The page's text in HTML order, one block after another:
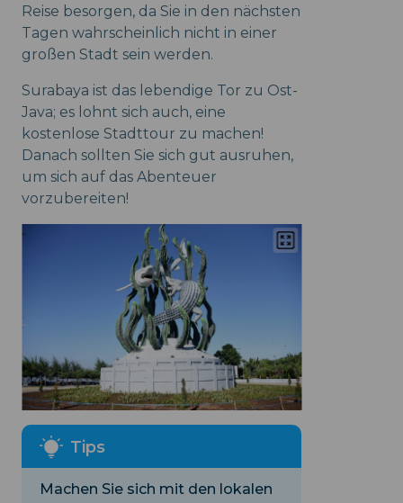
Reise besorgen, da Sie in den nächsten
Tagen wahrscheinlich nicht in einer
großen Stadt sein werden.
Surabaya ist das lebendige Tor zu Ost-
Java; es lohnt sich auch, eine
kostenlose Stadttour zu machen!
Danach sollten Sie sich gut ausruhen,
um sich auf das Abenteuer
vorzubereiten!
Machen Sie sich mit den lokalen